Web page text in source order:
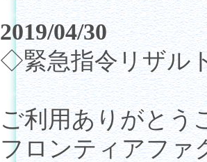
2019/04/30
◇緊急指令リザル
ご利用ありがとう
フロンティアファ